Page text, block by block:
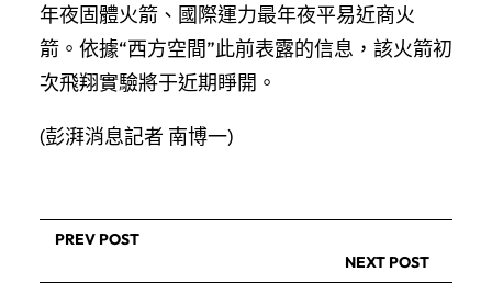
年夜固體火箭、國際運力最年夜平易近商火
箭。依據“西方空間”此前表露的信息，該火箭初
次飛翔實驗將于近期睜開。
(彭湃消息記者 南博一)
PREV POST
NEXT POST